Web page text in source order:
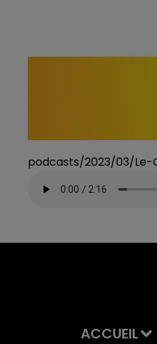
podcasts/2023/03/
ACCUEIL